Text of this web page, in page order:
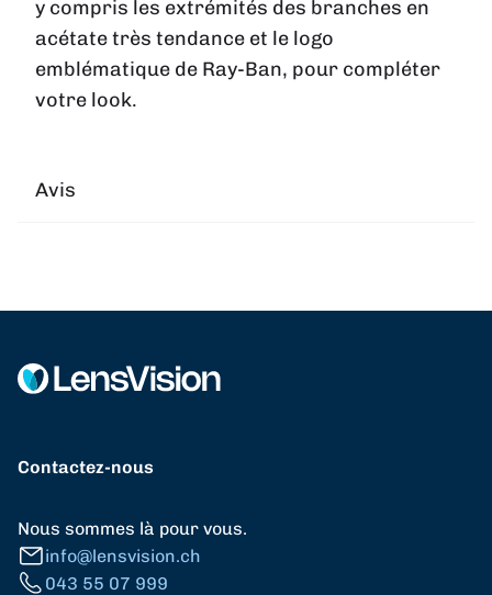
y compris les extrémités des branches en
acétate très tendance et le logo
emblématique de Ray-Ban, pour compléter
votre look.
Avis
Contactez-nous
Nous sommes là pour vous.
info@lensvision.ch
043 55 07 999